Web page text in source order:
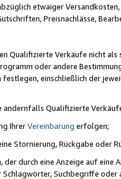
etwaiger
Preisnachlässe,
Qualifizierte Verkäufe nicht
oder andere
einschließlich der
Qualifizierte
IhrerVereinbarung erfolgen;
Stornierung, Rückgabe oder
der durch eine Anzeige auf
Schlagwörter, Suchbegriffe